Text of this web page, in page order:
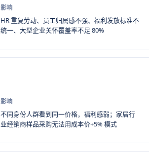
影响
HR 重复劳动、员工归属感不强、福利发放标准不
统一、大型企业关怀覆盖率不足 80%
影响
不同身份人群看到同一价格，福利感弱；家居行
业经销商样品采购无法用成本价+5% 模式